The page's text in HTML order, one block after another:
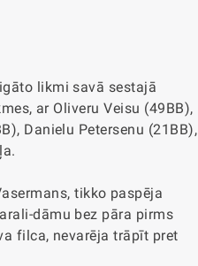
likmi savā sestajā
ar Oliveru Veisu (49BB),
Danielu Petersenu (21BB),
tikko paspēja
dāmu bez pāra pirms
filca, nevarēja trāpīt pret